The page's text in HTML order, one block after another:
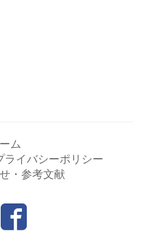
ム
ライバシーポリシー
・参考文献